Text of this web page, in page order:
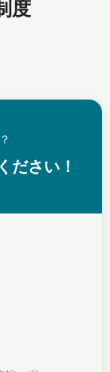
度
ださい！